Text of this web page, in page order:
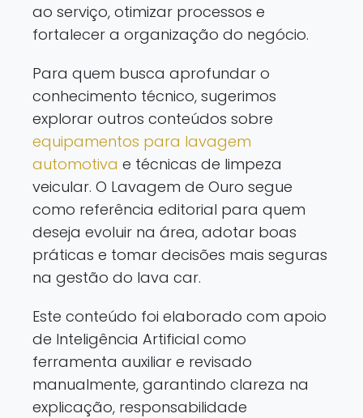
ao serviço, otimizar processos e
fortalecer a organização do negócio.
Para quem busca aprofundar o
conhecimento técnico, sugerimos
explorar outros conteúdos sobre
equipamentos para lavagem
automotiva e técnicas de limpeza
veicular. O Lavagem de Ouro segue
como referência editorial para quem
deseja evoluir na área, adotar boas
práticas e tomar decisões mais seguras
na gestão do lava car.
Este conteúdo foi elaborado com apoio
de Inteligência Artificial como
ferramenta auxiliar e revisado
manualmente, garantindo clareza na
explicação, responsabilidade